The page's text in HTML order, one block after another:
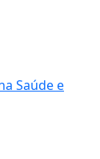
Saúde e